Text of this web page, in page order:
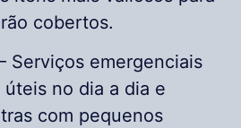
cobertos.
Serviços emergenciais
no dia a dia e
com pequenos